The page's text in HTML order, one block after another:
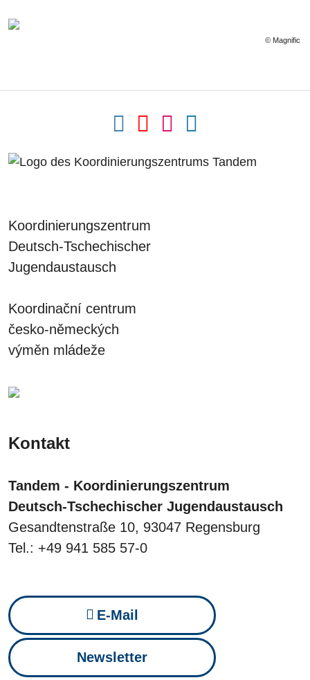
© Magnific
Koordinierungszentrum
Deutsch-Tschechischer
Jugendaustausch
Koordinační centrum
česko-německých
výměn mládeže
Kontakt
Tandem - Koordinierungszentrum
Deutsch-Tschechischer Jugendaustausch
Gesandtenstraße 10, 93047 Regensburg
Tel.: +49 941 585 57-0
E-Mail
Newsletter